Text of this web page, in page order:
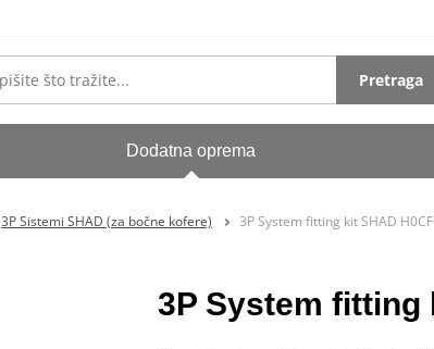
Pretraga
Dodatna oprema
3P Sistemi SHAD (za bočne kofere) 3P System fitting kit SHAD
3P System fitting